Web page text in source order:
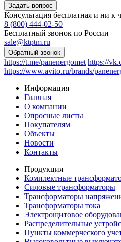
Консультация бесплатная и ни к
8 (800) 444-02-50
Бесплатный звонок по России
sale@ktptm.ru
https://t.me/panenergomet https://
https://www.avito.ru/brands/
Информация
Главная
О компании
Опросные листы
Покупателям
Объекты
Новости
Контакты
Продукция
Комплектные
Силовые трансформаторы
Трансформаторы
Трансформаторы тока
Электрощитовое
Распределительные
Пункты коммерческого